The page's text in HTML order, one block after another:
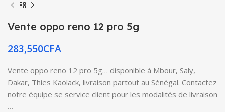
Vente oppo reno 12 pro 5g
283,550CFA
Vente oppo reno 12 pro 5g… disponible à Mbour, Saly,
Dakar, Thies Kaolack, livraison partout au Sénégal. Contactez
notre équipe se service client pour les modalités de livraison
…